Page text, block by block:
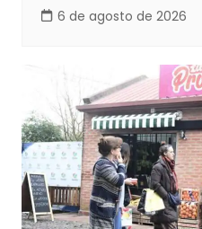
6 de agosto de 2026